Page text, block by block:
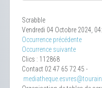
Scrabble
Vendredi 04 Octobre 2024,
Occurrence précédente
Occurrence suivante
Clics : 112868
Contact 02 47 65 72 45 -